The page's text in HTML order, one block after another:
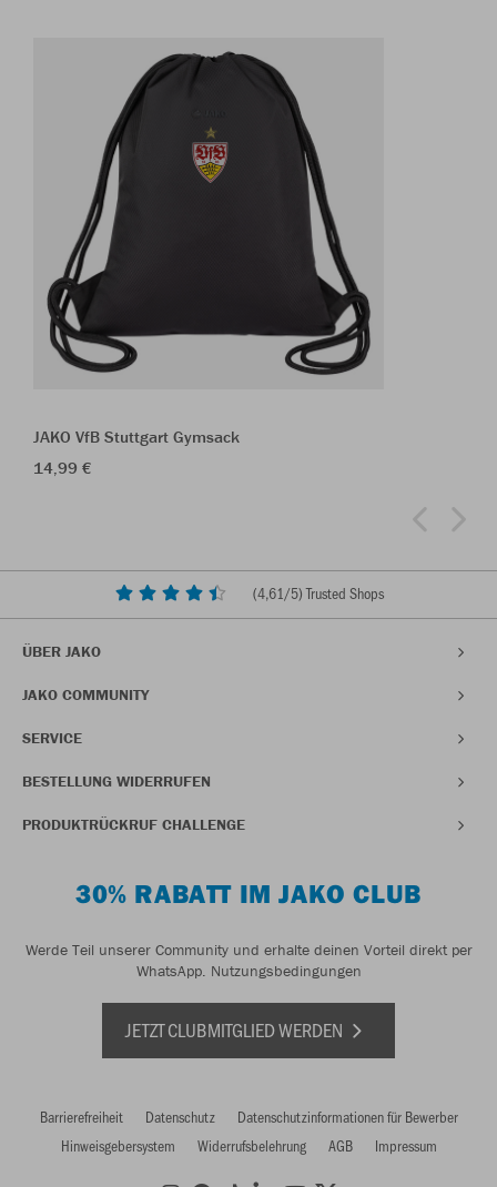
JAKO VfB Stuttgart Gymsack
14,99 €
(4,61/5) Trusted Shops
ÜBER JAKO
JAKO COMMUNITY
SERVICE
BESTELLUNG WIDERRUFEN
PRODUKTRÜCKRUF CHALLENGE
30% RABATT IM JAKO CLUB
Werde Teil unserer Community und erhalte deinen Vorteil direkt per
WhatsApp. Nutzungsbedingungen
JETZT CLUBMITGLIED WERDEN
Barrierefreiheit Datenschutz
Datenschutzinformationen für Bewerber
Hinweisgebersystem
Widerrufsbelehrung AGB Impressum